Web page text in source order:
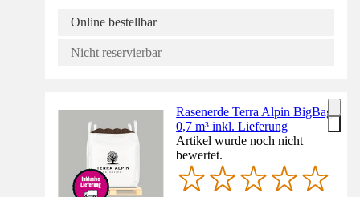
Online bestellbar
Nicht reservierbar
Rasenerde Terra Alpin BigBag
0,7 m³ inkl. Lieferung
Artikel wurde noch nicht
bewertet.